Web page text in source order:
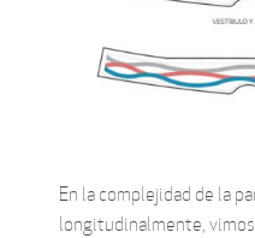
En la complejidad de la
longitudinalmente,